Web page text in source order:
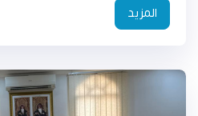
المزيد